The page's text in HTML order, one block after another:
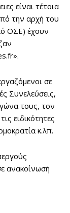
είναι τέτοια
την αρχή του
ΟΣΕ) έχουν
σε
Συνελεύσεις,
τους, τον
ειδικότητες
κ.λπ.
ανακοίνωσή